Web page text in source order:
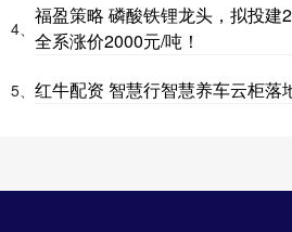
4、
福盈策略 磷酸铁锂龙头，拟投建
全系涨价2000元/吨！
5、 红牛配资 智慧行智慧养车云柜落